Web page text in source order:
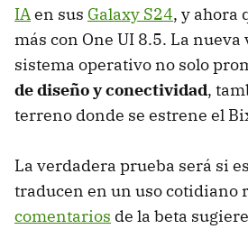
IAen sus Galaxy S24, y ahora
más con One UI 8.5. La
sistema operativo no solo
de diseño y conectividad,
terreno donde se estrene el
La verdadera prueba será si
traducen en un uso cotidiano
comentarios de la beta